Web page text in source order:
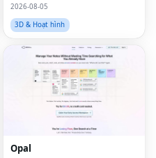
2026-08-05
3D & Hoạt hình
Opal